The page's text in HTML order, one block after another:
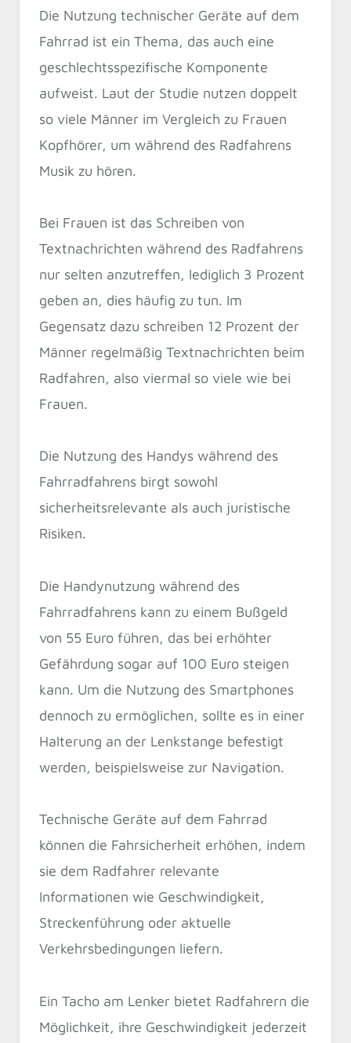
Die Nutzung technischer Geräte auf dem
Fahrrad ist ein Thema, das auch eine
geschlechtsspezifische Komponente
aufweist. Laut der Studie nutzen doppelt
so viele Männer im Vergleich zu Frauen
Kopfhörer, um während des Radfahrens
Musik zu hören.
Bei Frauen ist das Schreiben von
Textnachrichten während des Radfahrens
nur selten anzutreffen, lediglich 3 Prozent
geben an, dies häufig zu tun. Im
Gegensatz dazu schreiben 12 Prozent der
Männer regelmäßig Textnachrichten beim
Radfahren, also viermal so viele wie bei
Frauen.
Die Nutzung des Handys während des
Fahrradfahrens birgt sowohl
sicherheitsrelevante als auch juristische
Risiken.
Die Handynutzung während des
Fahrradfahrens kann zu einem Bußgeld
von 55 Euro führen, das bei erhöhter
Gefährdung sogar auf 100 Euro steigen
kann. Um die Nutzung des Smartphones
dennoch zu ermöglichen, sollte es in einer
Halterung an der Lenkstange befestigt
werden, beispielsweise zur Navigation.
Technische Geräte auf dem Fahrrad
können die Fahrsicherheit erhöhen, indem
sie dem Radfahrer relevante
Informationen wie Geschwindigkeit,
Streckenführung oder aktuelle
Verkehrsbedingungen liefern.
Ein Tacho am Lenker bietet Radfahrern die
Möglichkeit, ihre Geschwindigkeit jederzeit